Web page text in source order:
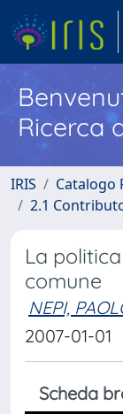
Ricerca
IRIS Catalogo
2.1
La
comune
NEPI,
2007-01-01
Scheda